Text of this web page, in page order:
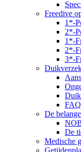
Freedive
1*-
2*-
1*-
2*-
3*-
De
De
Medische